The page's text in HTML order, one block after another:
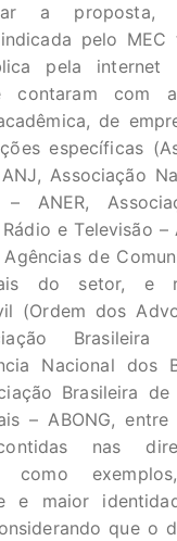
a proposta,
pelo
pela internet
contaram com
de
específicas
Associação
ANER,
e Televisão –
de
do setor, e
(Ordem dos
Nacional dos
Brasileira
– ABONG,
nas
como
e maior
que o